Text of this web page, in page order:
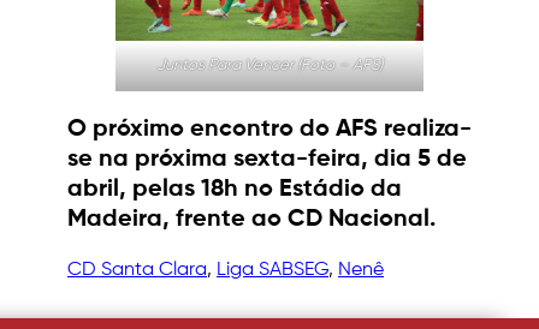
Juntos Para Vencer (Foto – AFS)
O próximo encontro do AFS realiza-
se na próxima sexta-feira, dia 5 de
abril, pelas 18h no Estádio da
Madeira, frente ao CD Nacional.
CD Santa Clara, Liga SABSEG, Nenê